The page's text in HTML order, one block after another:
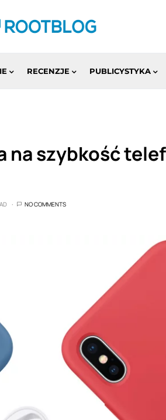
RECENZJE PUBLICYSTYKA
na szybkość
NO COMMENTS